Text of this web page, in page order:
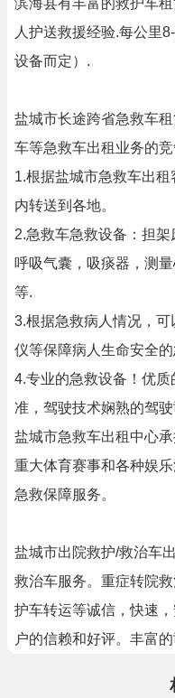
滨海县有丰富的救护车
人护送救援经验.每公里
设备而定）.
盐城市长途跨省急救车
车等急救车出租业务的竞
1.根据盐城市急救车出
内转送到各地。
2.急救车急救设备：担
呼吸气囊，吸痰器，测
等.
3.根据急救病人情况，
仪等保障病人生命安全的
4.专业的急救设备！优
准，驾驶技术娴熟的驾
盐城市急救车出租中心
重大体育赛事和各种娱
急救保障服务。
盐城市出院救护/救治车
救治车服务。重症转院
护车转运等诚信，快速
户的信赖和好评。丰富